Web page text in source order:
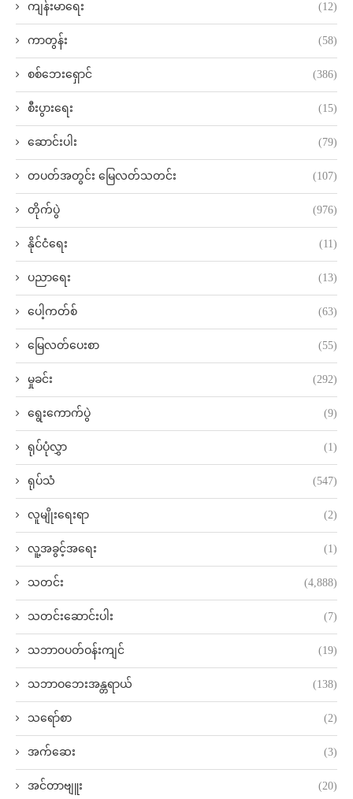
ကျန်းမာရေး (12)
ကာတွန်း (58)
စစ်ဘေးရှောင် (386)
စီးပွားရေး (15)
ဆောင်းပါး (79)
တပတ်အတွင်း မြေလတ်သတင်း (107)
တိုက်ပွဲ (976)
နိုင်ငံရေး (11)
ပညာရေး (13)
ပေါ့ကတ်စ် (63)
မြေလတ်ပေးစာ (55)
မှုခင်း (292)
ရွေးကောက်ပွဲ (9)
ရုပ်ပုံလွှာ (1)
ရုပ်သံ (547)
လူမျိုးရေးရာ (2)
လူ့အခွင့်အရေး (1)
သတင်း (4,888)
သတင်းဆောင်းပါး (7)
သဘာဝပတ်ဝန်းကျင် (19)
သဘာဝဘေးအန္တရာယ် (138)
သရော်စာ (2)
အက်ဆေး (3)
အင်တာဗျူး (20)